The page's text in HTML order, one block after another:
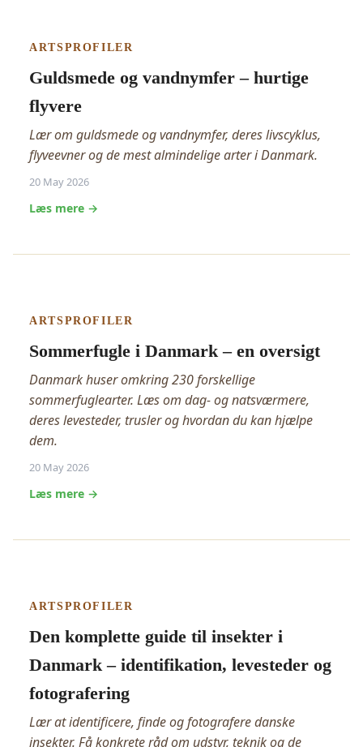
ARTSPROFILER
Guldsmede og vandnymfer – hurtige
flyvere
Lær om guldsmede og vandnymfer, deres livscyklus,
flyveevner og de mest almindelige arter i Danmark.
20 May 2026
Læs mere →
ARTSPROFILER
Sommerfugle i Danmark – en oversigt
Danmark huser omkring 230 forskellige
sommerfuglearter. Læs om dag- og natsværmere,
deres levesteder, trusler og hvordan du kan hjælpe
dem.
20 May 2026
Læs mere →
ARTSPROFILER
Den komplette guide til insekter i
Danmark – identifikation, levesteder og
fotografering
Lær at identificere, finde og fotografere danske
insekter. Få konkrete råd om udstyr, teknik og de